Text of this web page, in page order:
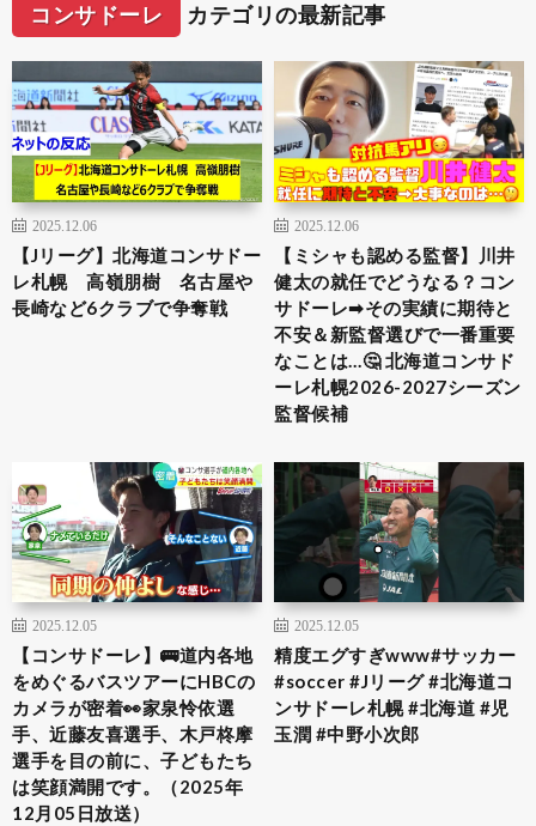
コンサドーレ カテゴリの最新記事
2025.12.06
【Jリーグ】北海道コンサドー
レ札幌 高嶺朋樹 名古屋や
長崎など6クラブで争奪戦
2025.12.06
【ミシャも認める監督】川井
健太の就任でどうなる？コン
サドーレ➡︎その実績に期待と
不安＆新監督選びで一番重要
なことは…🤔 北海道コンサド
ーレ札幌2026-2027シーズン
監督候補
2025.12.05
【コンサドーレ】🚌道内各地
をめぐるバスツアーにHBCの
カメラが密着👀家泉怜依選
手、近藤友喜選手、木戸柊摩
選手を目の前に、子どもたち
は笑顔満開です。（2025年
12月05日放送）
2025.12.05
精度エグすぎwww#サッカー
#soccer #Jリーグ #北海道コ
ンサドーレ札幌 #北海道 #児
玉潤 #中野小次郎